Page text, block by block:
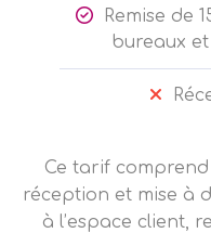
Remise de
bureaux
Ce tarif
réception et mise à
à l’espace client,